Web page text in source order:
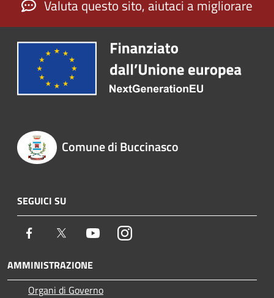
Valuta questo sito, aiutaci a migliorare
Comune di Buccinasco
SEGUICI SU
Facebook Twitter YoutubeInstagram
AMMINISTRAZIONE
Organi di Governo